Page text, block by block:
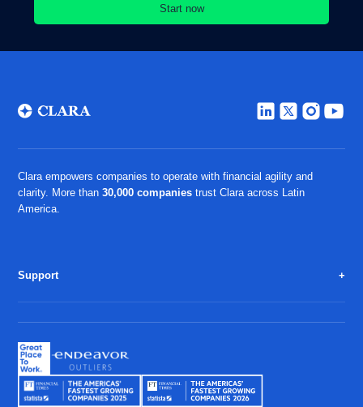
Clara empowers companies to operate with financial agility and
clarity. More than30,000 companiestrust Clara across Latin
America.
Support